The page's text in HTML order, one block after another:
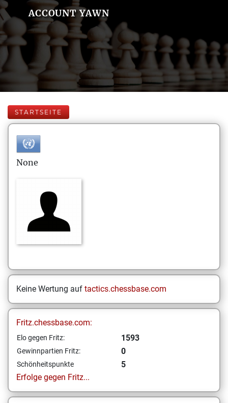
ACCOUNT YAWN
STARTSEITE
None
Keine Wertung auf tactics.chessbase.com
Fritz.chessbase.com:
Elo gegen Fritz: 1593
Gewinnpartien Fritz: 0
Schönheitspunkte
5
Erfolge gegen Fritz...